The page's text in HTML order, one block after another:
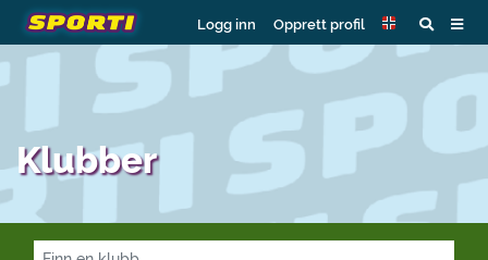
Logg inn Opprett profil
Klubber